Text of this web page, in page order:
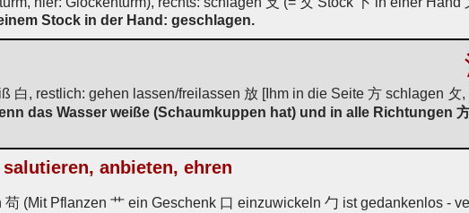
Stock in der Hand: geschlagen.
白, restlich: gehen lassen/freilassen 放 [Ihm in die Seite 方 schlagen 攵
das Wasser weiße (Schaumkuppen hat) und in alle Richtungen
anbieten, ehren
(Mit Pflanzen 艹 ein Geschenk 口 einzuwickeln 勹 ist gedankenlos -